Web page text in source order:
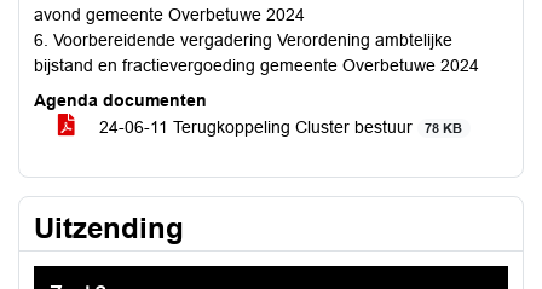
avond gemeente Overbetuwe 2024
6. Voorbereidende vergadering Verordening ambtelijke
bijstand en fractievergoeding gemeente Overbetuwe 2024
Agenda documenten
24-06-11 Terugkoppeling Cluster bestuur
78 KB
Uitzending